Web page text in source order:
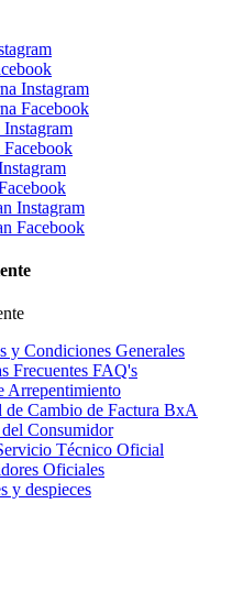
Instagram
Facebook
Instagram
Facebook
Instagram
Facebook
y Condiciones Generales
Frecuentes FAQ's
Arrepentimiento
de Cambio de Factura BxA
Consumidor
Técnico Oficial
Oficiales
y despieces